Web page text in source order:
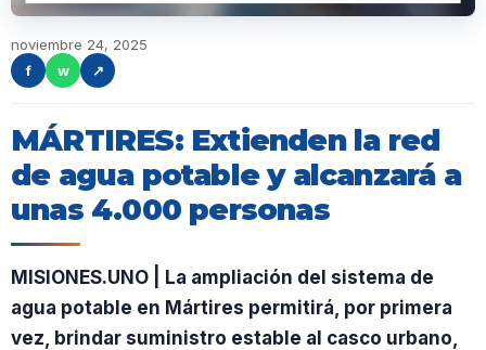
noviembre 24, 2025
f
w ↗
MÁRTIRES: Extienden la red
de agua potable y alcanzará a
unas 4.000 personas
MISIONES.UNO | La ampliación del sistema de
agua potable en Mártires permitirá, por primera
vez, brindar suministro estable al casco urbano,